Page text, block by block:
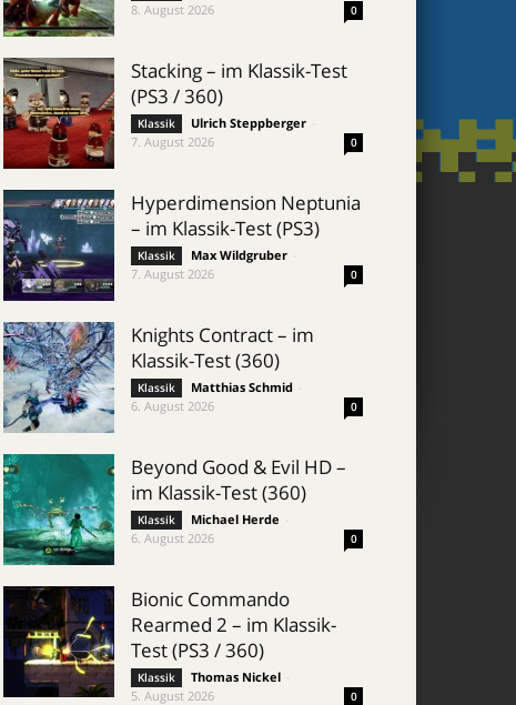
8. August 2026
0
Stacking – im Klassik-Test
(PS3 / 360)
Klassik Ulrich Steppberger
7. August 2026
0
Hyperdimension Neptunia
– im Klassik-Test (PS3)
Klassik Max Wildgruber
7. August 2026
0
Knights Contract – im
Klassik-Test (360)
Klassik Matthias Schmid
6. August 2026
0
Beyond Good & Evil HD –
im Klassik-Test (360)
Klassik Michael Herde
6. August 2026
0
Bionic Commando
Rearmed 2 – im Klassik-
Test (PS3 / 360)
Klassik Thomas Nickel
5. August 2026
0